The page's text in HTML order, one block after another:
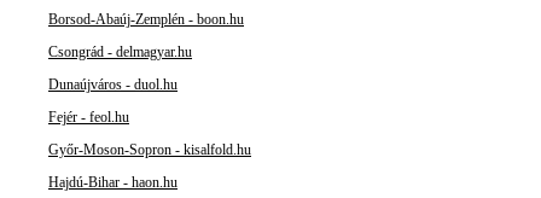
Borsod-Abaúj-Zemplén - boon.hu
Csongrád - delmagyar.hu
Dunaújváros - duol.hu
Fejér - feol.hu
Győr-Moson-Sopron - kisalfold.hu
Hajdú-Bihar - haon.hu